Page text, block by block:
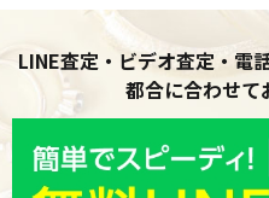
LINE査定・ビデオ査定・電
都合に合わせて